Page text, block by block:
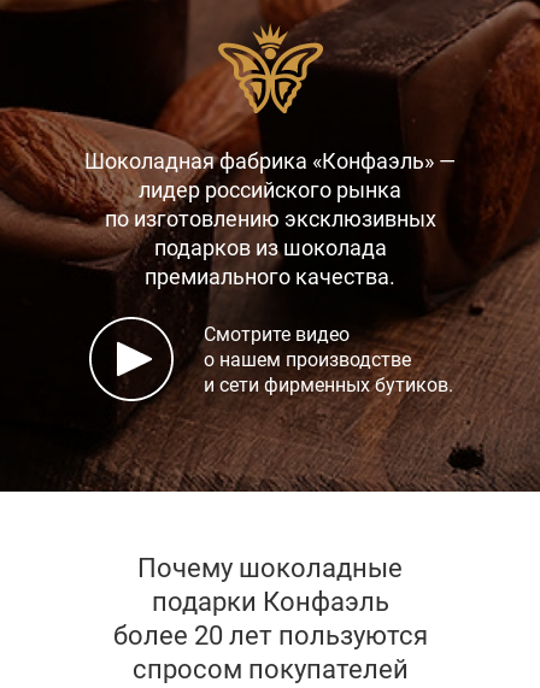
Шоколадная фабрика «Конфаэль» —
лидер российского рынка
по изготовлению эксклюзивных
подарков из шоколада
премиального качества.
Смотрите видео
о нашем производстве
и сети фирменных бутиков.
Почему шоколадные
подарки Конфаэль
более 20 лет пользуются
спросом покупателей